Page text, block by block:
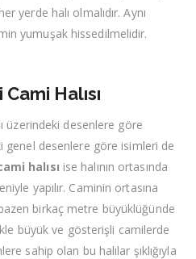
yerde halı olmalıdır. Aynı
yumuşak hissedilmelidir.
Halısı
üzerindeki desenlere göre
genel desenlere göre isimleri de
halısı ise halının ortasında
yapılır. Caminin ortasına
birkaç metre büyüklüğünde
büyük ve gösterişli camilerde
sahip olan bu halılar şıklığıyla